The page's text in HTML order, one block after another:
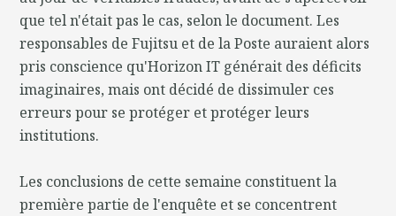
que tel n'était pas le cas, selon le document. Les
responsables de Fujitsu et de la Poste auraient alors
pris conscience qu'Horizon IT générait des déficits
imaginaires, mais ont décidé de dissimuler ces
erreurs pour se protéger et protéger leurs
institutions.
Les conclusions de cette semaine constituent la
première partie de l'enquête et se concentrent